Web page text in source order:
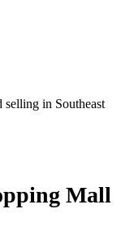
selling in Southeast
Mall